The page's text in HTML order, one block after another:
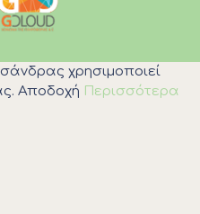
χρησιμοποιεί
Αποδοχή Περισσότερα